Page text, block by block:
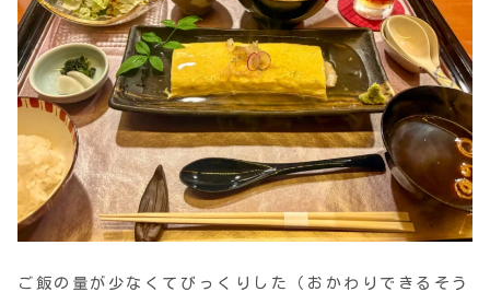
ご飯の量が少なくてびっくりした（おかわりできるそう